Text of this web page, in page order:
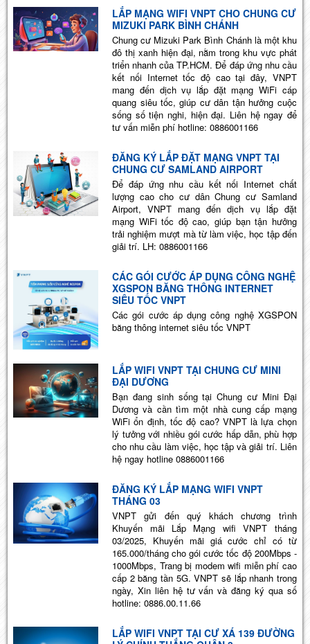
LẮP MẠNG WIFI VNPT CHO CHUNG CƯ
MIZUKI PARK BÌNH CHÁNH
Chung cư Mizuki Park Bình Chánh là một khu
đô thị xanh hiện đại, nằm trong khu vực phát
triển nhanh của TP.HCM. Để đáp ứng nhu cầu
kết nối Internet tốc độ cao tại đây, VNPT
mang đến dịch vụ lắp đặt mạng WiFi cáp
quang siêu tốc, giúp cư dân tận hưởng cuộc
sống số tiện nghi, hiện đại. Liên hệ ngay để
tư vấn miễn phí hotline: 0886001166
ĐĂNG KÝ LẮP ĐẶT MẠNG VNPT TẠI
CHUNG CƯ SAMLAND AIRPORT
Để đáp ứng nhu cầu kết nối Internet chất
lượng cao cho cư dân Chung cư Samland
Airport, VNPT mang đến dịch vụ lắp đặt
mạng WiFi tốc độ cao, giúp bạn tận hưởng
trải nghiệm mượt mà từ làm việc, học tập đến
giải trí. LH: 0886001166
CÁC GÓI CƯỚC ÁP DỤNG CÔNG NGHỆ
XGSPON BĂNG THÔNG INTERNET
SIÊU TỐC VNPT
Các gói cước áp dụng công nghệ XGSPON
băng thông internet siêu tốc VNPT
LẮP WIFI VNPT TẠI CHUNG CƯ MINI
ĐẠI DƯƠNG
Bạn đang sinh sống tại Chung cư Mini Đại
Dương và cần tìm một nhà cung cấp mạng
WiFi ổn định, tốc độ cao? VNPT là lựa chọn
lý tưởng với nhiều gói cước hấp dẫn, phù hợp
cho nhu cầu làm việc, học tập và giải trí. Liên
hệ ngay hotline 0886001166
ĐĂNG KÝ LẮP MẠNG WIFI VNPT
THÁNG 03
VNPT gửi đến quý khách chương trình
Khuyến mãi Lắp Mạng wifi VNPT tháng
03/2025, Khuyến mãi giá cước chỉ có từ
165.000/tháng cho gói cước tốc độ 200Mbps -
1000Mbps, Trang bị modem wifi miễn phí cao
cấp 2 băng tần 5G. VNPT sẽ lắp nhanh trong
ngày, Xin liên hệ tư vấn và đăng ký qua số
hotline: 0886.00.11.66
LẮP WIFI VNPT TẠI CƯ XÁ 139 ĐƯỜNG